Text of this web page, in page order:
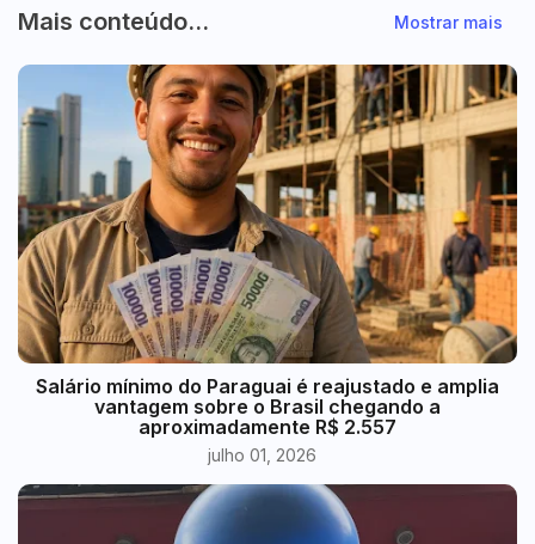
Mais conteúdo... Mostrar mais
​Salário mínimo do Paraguai é reajustado e amplia
vantagem sobre o Brasil chegando a
aproximadamente R$ 2.557
julho 01, 2026